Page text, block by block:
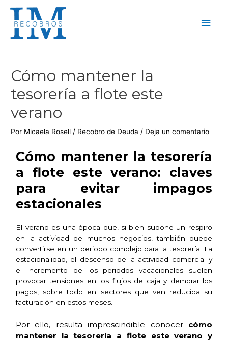
Cómo mantener la
tesorería a flote este
verano
Por Micaela Rosell / Recobro de Deuda / Deja un comentario
Cómo mantener la tesorería
a flote este verano: claves
para evitar impagos
estacionales
El verano es una época que, si bien supone un respiro
en la actividad de muchos negocios, también puede
convertirse en un periodo complejo para la tesorería. La
estacionalidad, el descenso de la actividad comercial y
el incremento de los periodos vacacionales suelen
provocar tensiones en los flujos de caja y demorar los
pagos, sobre todo en sectores que ven reducida su
facturación en estos meses.
Por ello, resulta imprescindible conocer cómo
mantener la tesorería a flote este verano y